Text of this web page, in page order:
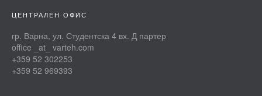
ЦЕНТРАЛЕН ОФИС
гр. Варна, ул. Студентска 4 вх. Д партер
office _at_ varteh.com
+359 52 302253
+359 52 969393